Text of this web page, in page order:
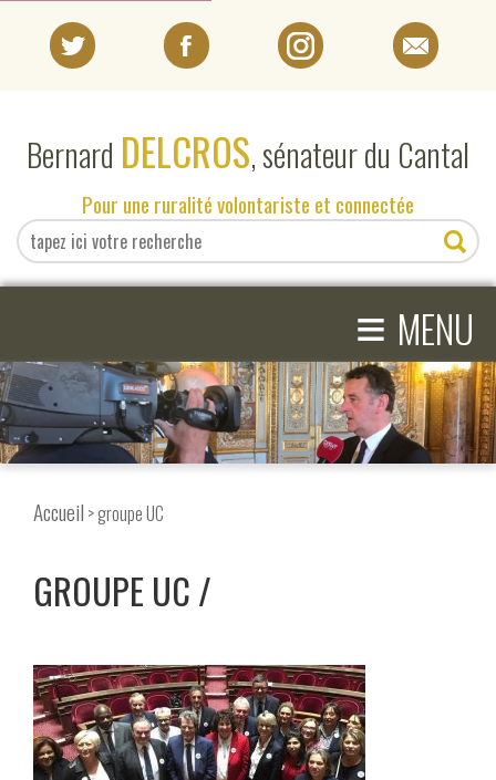
Bernard DELCROS, sénateur du Cantal
Pour une ruralité volontariste et connectée
≡ MENU
EN DIRECT DU SÉNAT
EN DIRECT DU CANTAL
COMPRENDRE LE SÉNAT
Accueil > groupe UC
GROUPE UC